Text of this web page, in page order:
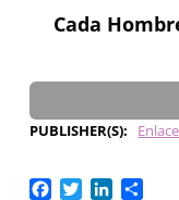
Cada
PUBLISHER(S)
Facebook
TwitterLinkedIn
Share